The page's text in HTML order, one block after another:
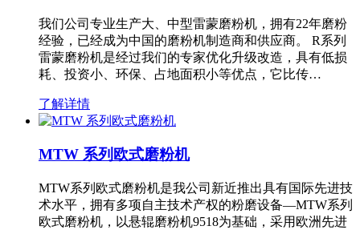
我们公司专业生产大、中型雷蒙磨粉机，拥有22年磨粉
经验，已经成为中国的磨粉机制造商和供应商。 R系列
雷蒙磨粉机是经过我们的专家优化升级改造，具有低损
耗、投资小、环保、占地面积小等优点，它比传…
了解详情
MTW 系列欧式磨粉机
MTW系列欧式磨粉机是我公司新近推出具有国际先进技
术水平，拥有多项自主技术产权的粉磨设备—MTW系列
欧式磨粉机，以悬辊磨粉机9518为基础，采用欧洲先进